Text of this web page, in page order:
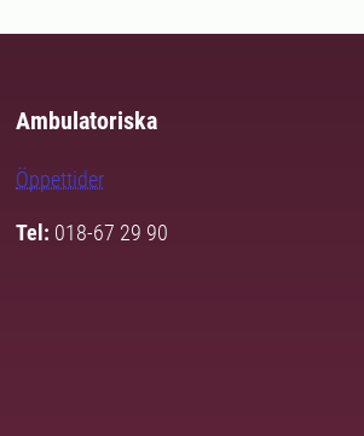
Ambulatoriska
Öppettider
Tel: 018-67 29 90